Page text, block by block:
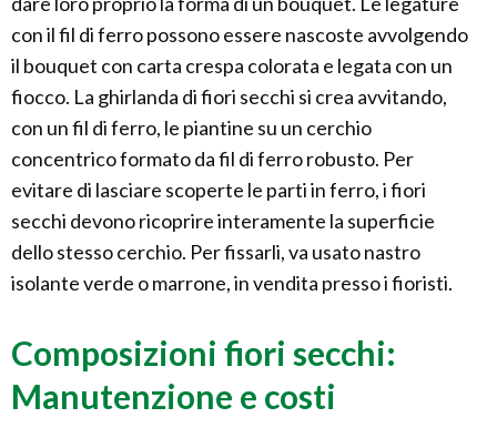
con il fil di ferro possono essere nascoste avvolgendo
il bouquet con carta crespa colorata e legata con un
fiocco. La ghirlanda di fiori secchi si crea avvitando,
con un fil di ferro, le piantine su un cerchio
concentrico formato da fil di ferro robusto. Per
evitare di lasciare scoperte le parti in ferro, i fiori
secchi devono ricoprire interamente la superficie
dello stesso cerchio. Per fissarli, va usato nastro
isolante verde o marrone, in vendita presso i fioristi.
Composizioni fiori secchi:
Manutenzione e costi